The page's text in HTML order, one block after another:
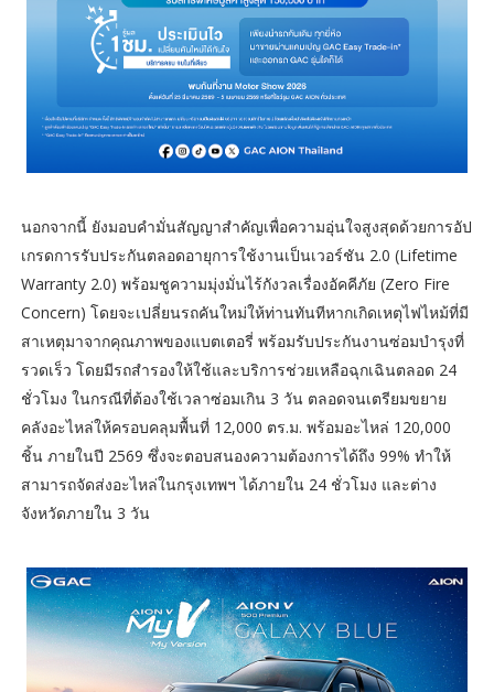
นอกจากนี้ ยังมอบคำมั่นสัญญาสำคัญเพื่อความอุ่นใจสูงสุดด้วยการอัป
เกรดการรับประกันตลอดอายุการใช้งานเป็นเวอร์ชัน 2.0 (Lifetime
Warranty 2.0) พร้อมชูความมุ่งมั่นไร้กังวลเรื่องอัคคีภัย (Zero Fire
Concern) โดยจะเปลี่ยนรถคันใหม่ให้ท่านทันทีหากเกิดเหตุไฟไหม้ที่มี
สาเหตุมาจากคุณภาพของแบตเตอรี่ พร้อมรับประกันงานซ่อมบำรุงที่
รวดเร็ว โดยมีรถสำรองให้ใช้และบริการช่วยเหลือฉุกเฉินตลอด 24
ชั่วโมง ในกรณีที่ต้องใช้เวลาซ่อมเกิน 3 วัน ตลอดจนเตรียมขยาย
คลังอะไหล่ให้ครอบคลุมพื้นที่ 12,000 ตร.ม. พร้อมอะไหล่ 120,000
ชิ้น ภายในปี 2569 ซึ่งจะตอบสนองความต้องการได้ถึง 99% ทำให้
สามารถจัดส่งอะไหล่ในกรุงเทพฯ ได้ภายใน 24 ชั่วโมง และต่าง
จังหวัดภายใน 3 วัน